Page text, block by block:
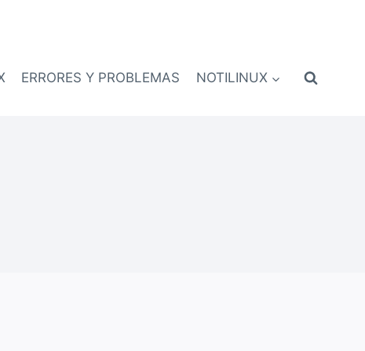
ERRORES Y PROBLEMAS NOTILINUX